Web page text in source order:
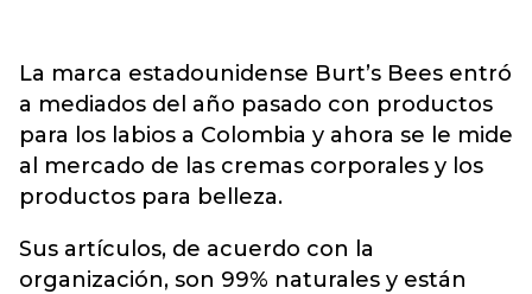
La marca estadounidense Burt’s Bees entró
a mediados del año pasado con productos
para los labios a Colombia y ahora se le mide
al mercado de las cremas corporales y los
productos para belleza.
Sus artículos, de acuerdo con la
organización, son 99% naturales y están